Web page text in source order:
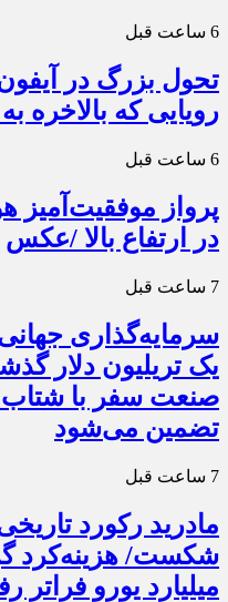
6 ساعت قبل
رویایی که بالاخره
6 ساعت قبل
پرواز موفقیت‌آمیز
در ارتفاع بالا /عکس
7 ساعت قبل
سرمایه‌گذاری
صنعت سفر با شتاب
تضمین می‌شود
7 ساعت قبل
مادرید رکورد
میلیارد یورو فراتر